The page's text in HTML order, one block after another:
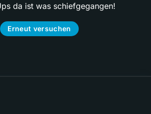
da ist was schiefgegangen!
Erneut versuchen